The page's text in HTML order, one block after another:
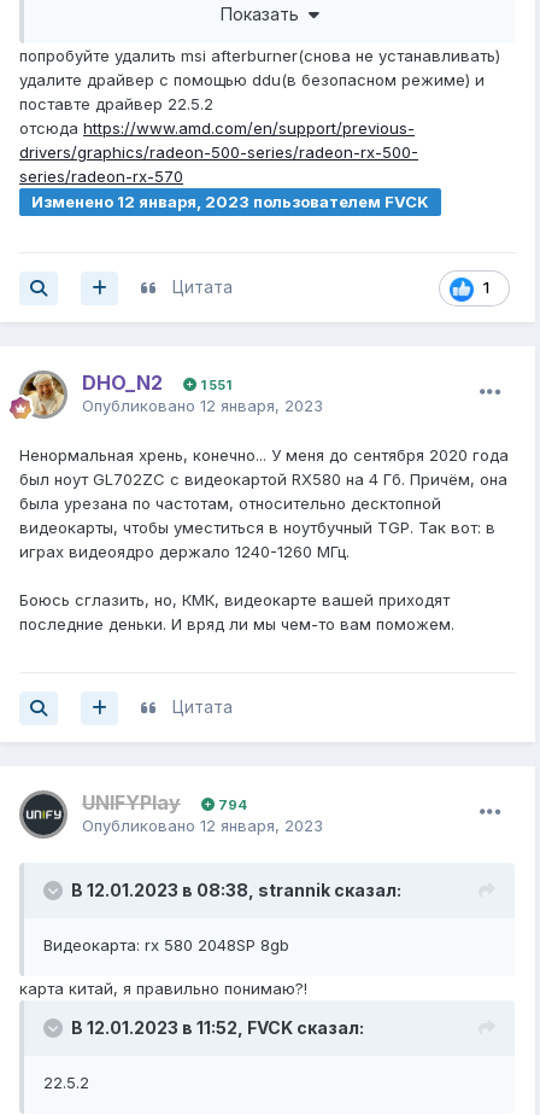
4 тоже самое на высоких. было 60 стало от 40-60 когда
смотрю на что-то далеко то 40
средних и высоких 60 фпс. теперь 40 даже на средних
Показать
попробуйте удалить msi afterburner(снова не устанавливать)
удалите драйвер с помощью ddu(в безопасном режиме) и
поставте драйвер 22.5.2
отсюда https://www.amd.com/en/support/previous-
drivers/graphics/radeon-500-series/radeon-rx-500-
series/radeon-rx-570
Изменено 12 января, 2023 пользователем FVCK
1
Цитата
DHO_N2 1 551
Опубликовано 12 января, 2023
Ненормальная хрень, конечно... У меня до сентября 2020 года
был ноут GL702ZC с видеокартой RX580 на 4 Гб. Причём, она
была урезана по частотам, относительно десктопной
видеокарты, чтобы уместиться в ноутбучный TGP. Так вот: в
играх видеоядро держало 1240-1260 МГц.
Боюсь сглазить, но, КМК, видеокарте вашей приходят
последние деньки. И вряд ли мы чем-то вам поможем.
Цитата
UNIFYPlay 794
Опубликовано 12 января, 2023
В 12.01.2023 в 08:38, strannik сказал:
Видеокарта: rx 580 2048SP 8gb
карта китай, я правильно понимаю?!
В 12.01.2023 в 11:52, FVCK сказал:
22.5.2